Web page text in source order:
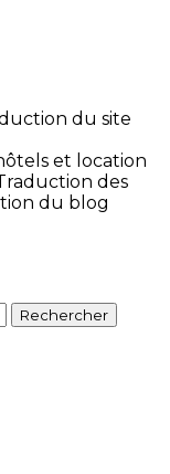
du site
et location
des
du blog